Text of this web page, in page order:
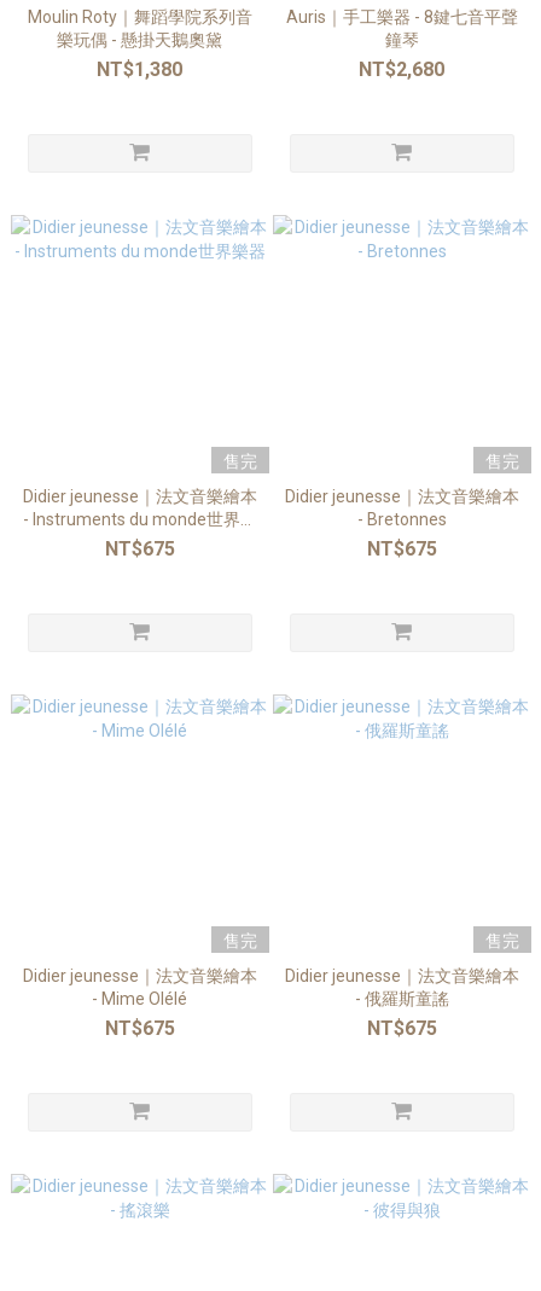
Moulin Roty｜舞蹈學院系列音
樂玩偶 - 懸掛天鵝奧黛
NT$1,380
Auris｜手工樂器 - 8鍵七音平聲
鐘琴
NT$2,680
售完
Didier jeunesse｜法文音樂繪本
- Instruments du monde世界樂
器
NT$675
售完
Didier jeunesse｜法文音樂繪本
- Bretonnes
NT$675
售完
Didier jeunesse｜法文音樂繪本
- Mime Olélé
NT$675
售完
Didier jeunesse｜法文音樂繪本
- 俄羅斯童謠
NT$675